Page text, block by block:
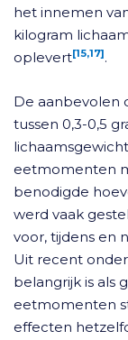
het innemen
kilogram
oplevert[15,17].
De aanbevolen
tussen 0,3-0,5
eetmomenten
benodigde
werd vaak
voor, tijdens en
Uit recent
belangrijk is als
eetmomenten
effecten